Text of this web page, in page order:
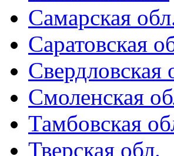
Самарская
Саратовская
Свердловская
Смоленская
Тамбовская
Тверская обл.